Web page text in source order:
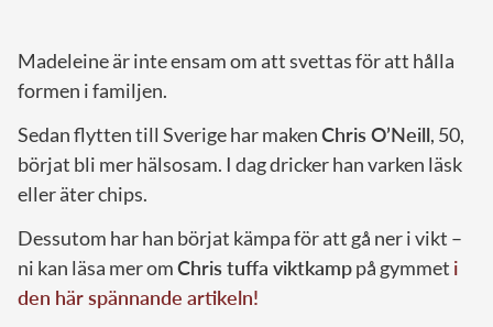
Madeleine är inte ensam om att svettas för att hålla
formen i familjen.
Sedan flytten till Sverige har makenChris O’Neill, 50,
börjat bli mer hälsosam. I dag dricker han varken läsk
eller äter chips.
Dessutom har han börjat kämpa för att gå ner i vikt –
ni kan läsa mer omChris tuffa viktkamppå gymmet i
den här spännande artikeln!